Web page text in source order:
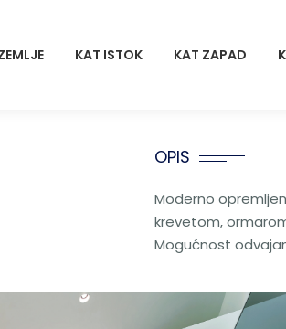
KAT ISTOK KAT ZAPAD
OPIS
Moderno
krevetom,
Mogućnost